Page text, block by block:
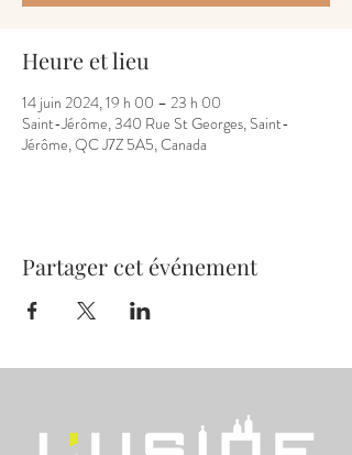
Heure et lieu
14 juin 2024, 19 h 00 – 23 h 00
Saint-Jérôme, 340 Rue St Georges, Saint-
Jérôme, QC J7Z 5A5, Canada
Partager cet événement